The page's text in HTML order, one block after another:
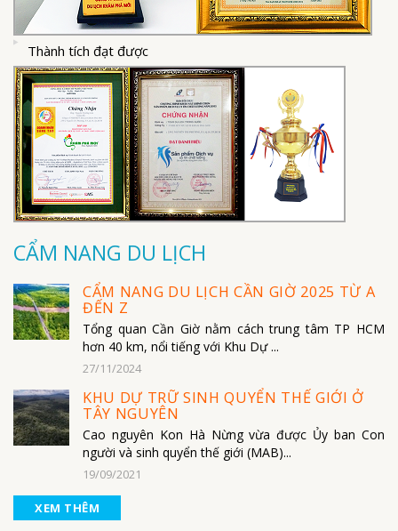
Thành tích đạt được
CẨM NANG DU LỊCH
CẨM NANG DU LỊCH CẦN GIỜ 2025 TỪ A
ĐẾN Z
Tổng quan Cần Giờ nằm cách trung tâm TP HCM
hơn 40 km, nổi tiếng với Khu Dự ...
27/11/2024
KHU DỰ TRỮ SINH QUYỂN THẾ GIỚI Ở
TÂY NGUYÊN
Cao nguyên Kon Hà Nừng vừa được Ủy ban Con
người và sinh quyển thế giới (MAB)...
19/09/2021
XEM THÊM